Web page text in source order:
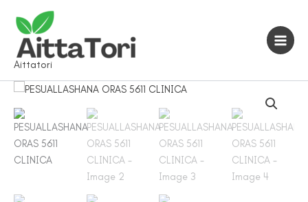
sisältöön
Aittatori